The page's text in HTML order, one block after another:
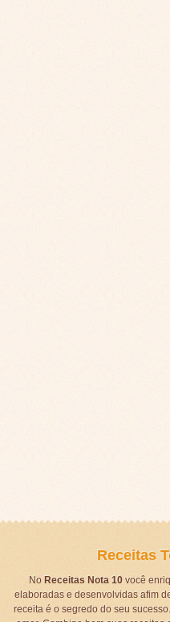
Receitas
No Receitas Nota 10você
elaboradas e desenvolvidas afim
receita é o segredo do seu